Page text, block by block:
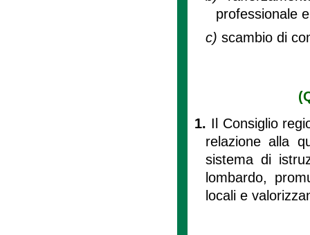
professionale
c) scambio di
1. Il Consiglio
relazione alla
sistema di
lombardo,
locali e